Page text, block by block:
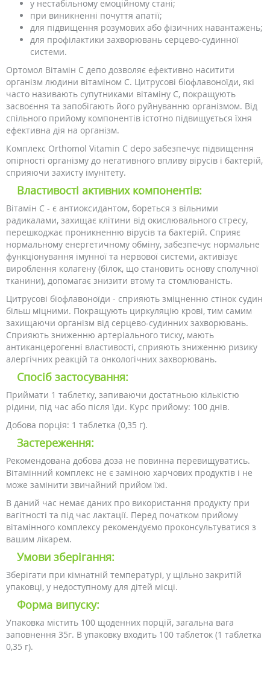
у нестабільному емоційному стані;
при виникненні почуття апатії;
для підвищення розумових або фізичних навантажень;
для профілактики захворювань серцево-судинної
системи.
Ортомол Вітамін С депо дозволяє ефективно наситити
організм людини вітаміном С. Цитрусові біофлавоноїди, які
часто називають супутниками вітаміну С, покращують
засвоєння та запобігають його руйнуванню організмом. Від
спільного прийому компонентів істотно підвищується їхня
ефективна дія на організм.
Комплекс Orthomol Vitamin C depo забезпечує підвищення
опірності організму до негативного впливу вірусів і бактерій,
сприяючи захисту імунітету.
Властивості активних компонентів:
Вітамін С - є антиоксидантом, бореться з вільними
радикалами, захищає клітини від окислювального стресу,
перешкоджає проникненню вірусів та бактерій. Сприяє
нормальному енергетичному обміну, забезпечує нормальне
функціонування імунної та нервової системи, активізує
вироблення колагену (білок, що становить основу сполучної
тканини), допомагає знизити втому та стомлюваність.
Цитрусові біофлавоноїди - сприяють зміцненню стінок судин
більш міцними. Покращують циркуляцію крові, тим самим
захищаючи організм від серцево-судинних захворювань.
Сприяють зниженню артеріального тиску, мають
антиканцерогенні властивості, сприяють зниженню ризику
алергічних реакцій та онкологічних захворювань.
Спосіб застосування:
Приймати 1 таблетку, запиваючи достатньою кількістю
рідини, під час або після їди. Курс прийому: 100 днів.
Добова порція: 1 таблетка (0,35 г).
Застереження:
Рекомендована добова доза не повинна перевищуватись.
Вітамінний комплекс не є заміною харчових продуктів і не
може замінити звичайний прийом їжі.
В даний час немає даних про використання продукту при
вагітності та під час лактації. Перед початком прийому
вітамінного комплексу рекомендуємо проконсультуватися з
вашим лікарем.
Умови зберігання:
Зберігати при кімнатній температурі, у щільно закритій
упаковці, у недоступному для дітей місці.
Форма випуску:
Упаковка містить 100 щоденних порцій, загальна вага
заповнення 35г. В упаковку входить 100 таблеток (1 таблетка
0,35 г).